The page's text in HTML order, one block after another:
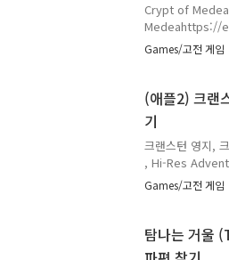
Crypt of
Medeahttps://
WikipediaFrom
video game
1984. Crypt of
Games/고전 게임
(애플2) 크랜
기
크랜스턴 영지,
, Hi-Res
Adventure #3
(1980)Hi-Res
Adventure #3 -
and the Golden
Games/고전 게임
탐나는 거울